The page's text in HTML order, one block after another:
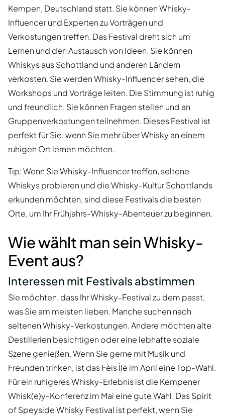
Kempen, Deutschland statt. Sie können Whisky-
Influencer und Experten zu Vorträgen und
Verkostungen treffen. Das Festival dreht sich um
Lernen und den Austausch von Ideen. Sie können
Whiskys aus Schottland und anderen Ländern
verkosten. Sie werden Whisky-Influencer sehen, die
Workshops und Vorträge leiten. Die Stimmung ist ruhig
und freundlich. Sie können Fragen stellen und an
Gruppenverkostungen teilnehmen. Dieses Festival ist
perfekt für Sie, wenn Sie mehr über Whisky an einem
ruhigen Ort lernen möchten.
Tip: Wenn Sie Whisky-Influencer treffen, seltene
Whiskys probieren und die Whisky-Kultur Schottlands
erkunden möchten, sind diese Festivals die besten
Orte, um Ihr Frühjahrs-Whisky-Abenteuer zu beginnen.
Wie wählt man sein Whisky-
Event aus?
Interessen mit Festivals abstimmen
Sie möchten, dass Ihr Whisky-Festival zu dem passt,
was Sie am meisten lieben. Manche suchen nach
seltenen Whisky-Verkostungen. Andere möchten alte
Destillerien besichtigen oder eine lebhafte soziale
Szene genießen. Wenn Sie gerne mit Musik und
Freunden trinken, ist das Fèis Ìle im April eine Top-Wahl.
Für ein ruhigeres Whisky-Erlebnis ist die Kempener
Whisk(e)y-Konferenz im Mai eine gute Wahl. Das Spirit
of Speyside Whisky Festival ist perfekt, wenn Sie